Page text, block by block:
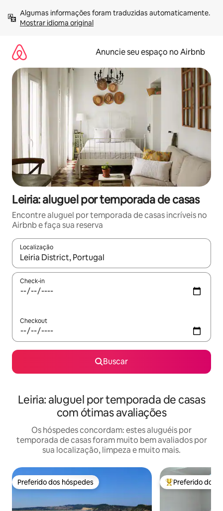
para
Mostrar idioma original
Anuncie seu espaço no Airbnb
Leiria: aluguel por temporada de casas
Encontre aluguel por temporada de casas incríveis no
Airbnb e faça sua reserva
Localização
Quando os resultados estiverem disponíveis, explore-os
Check-in
Checkout
Buscar
Leiria: aluguel por temporada de casas
com ótimas avaliações
Os hóspedes concordam: estes aluguéis por
temporada de casas foram muito bem avaliados por
sua localização, limpeza e muito mais.
Preferido dos hóspedes
Preferido dos hóspedes Entre os
Preferido dos